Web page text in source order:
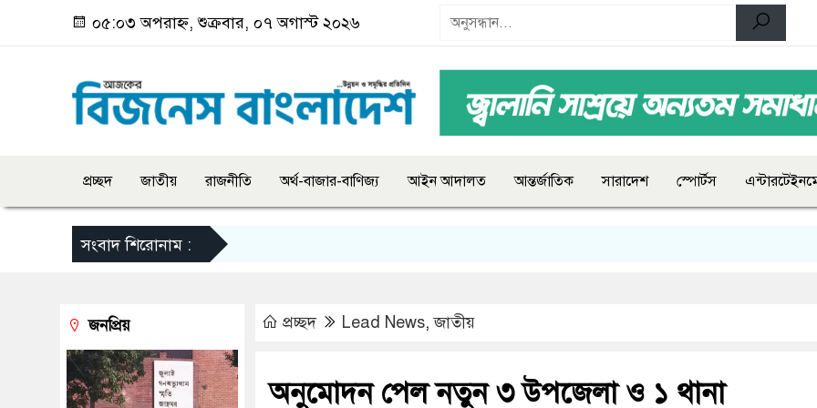
০৫:০৩ অপরাহ্ন, শুক্রবার, ০৭ অগাস্ট ২০২৬
প্রচ্ছদ জাতীয় রাজনীতি অর্থ-বাজার-বাণিজ্য আইন আদালত আন্তর্জাতিক সারাদেশ স্পোর্টস
সংবাদ শিরোনাম :
প্রচ্ছদ Lead News,জাতীয়
অনুমোদন পেল নতুন ৩ উপজেলা ও ১ থানা
জনপ্রিয়